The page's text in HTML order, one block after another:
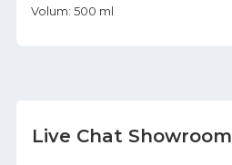
Live Chat Showroom
Volum: 500 ml